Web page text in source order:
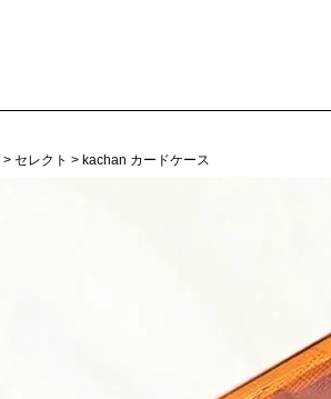
セレクト kachan カードケース